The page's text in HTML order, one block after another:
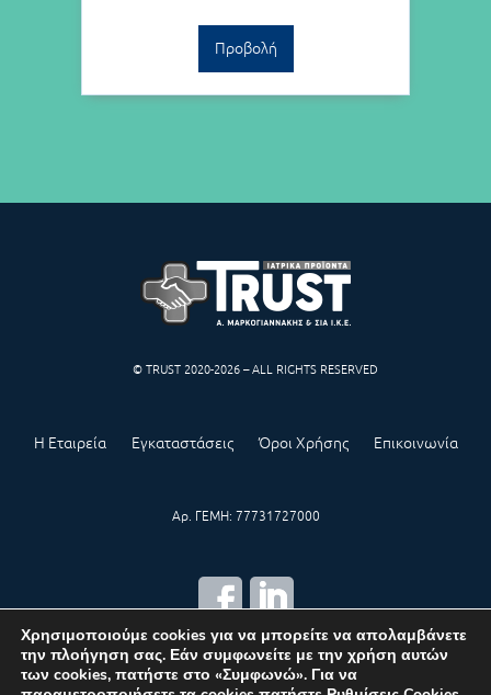
Προβολή
© TRUST 2020-2026 – ALL RIGHTS RESERVED
Η Εταιρεία Εγκαταστάσεις Όροι Χρήσης Επικοινωνία
Αρ. ΓΕΜΗ: 77731727000
CREATED BYIWORX
Χρησιμοποιούμε cookies για να μπορείτε να απολαμβάνετε
την πλοήγηση σας. Εάν συμφωνείτε με την χρήση αυτών
των cookies, πατήστε στο «Συμφωνώ». Για να